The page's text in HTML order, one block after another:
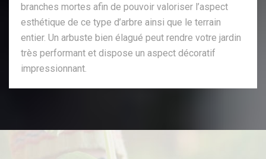
branches mortes afin de pouvoir valoriser l’aspect
esthétique de ce type d’arbre ainsi que le terrain
entier. Un arbuste bien élagué peut rendre votre jardin
très performant et dispose un aspect décoratif
impressionnant.